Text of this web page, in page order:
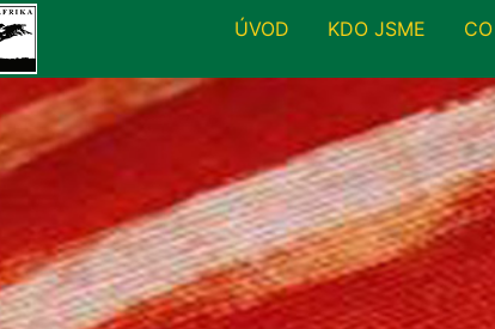
ÚVOD KDO JSME